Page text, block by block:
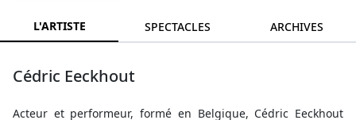
L'ARTISTE SPECTACLES ARCHIVES
Cédric Eeckhout
Acteur et performeur, formé en Belgique, Cédric Eeckhout